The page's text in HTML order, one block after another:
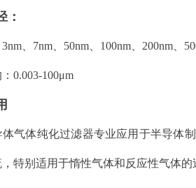
：
3nm、7nm、50nm、100nm、200nm、
0.003-100μm
气体纯化过滤器专业应用于半导体
特别适用于惰性气体和反应性气体的